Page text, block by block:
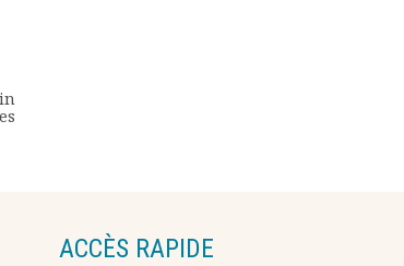
ACCÈS RAPIDE